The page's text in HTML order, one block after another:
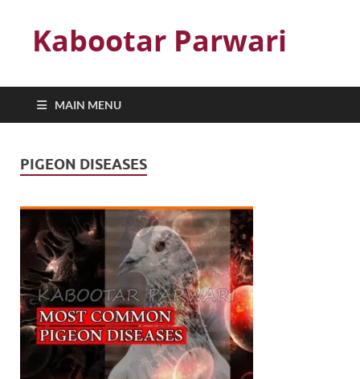
Kabootar Parwari
MAIN MENU
PIGEON DISEASES